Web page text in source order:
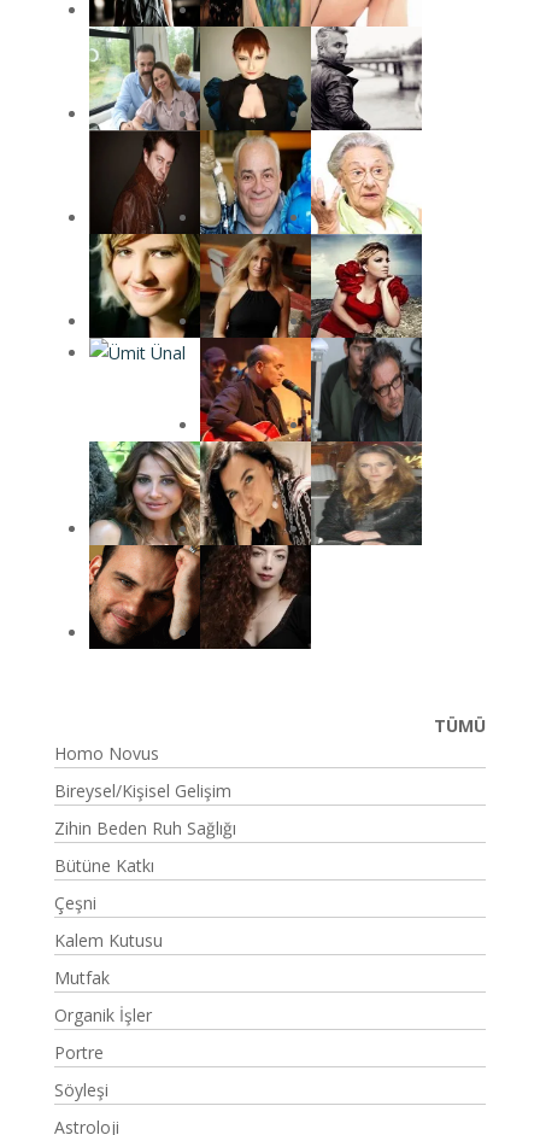
TÜMÜ
Homo Novus
Bireysel/Kişisel Gelişim
Zihin Beden Ruh Sağlığı
Bütüne Katkı
Çeşni
Kalem Kutusu
Mutfak
Organik İşler
Portre
Söyleşi
Astroloji